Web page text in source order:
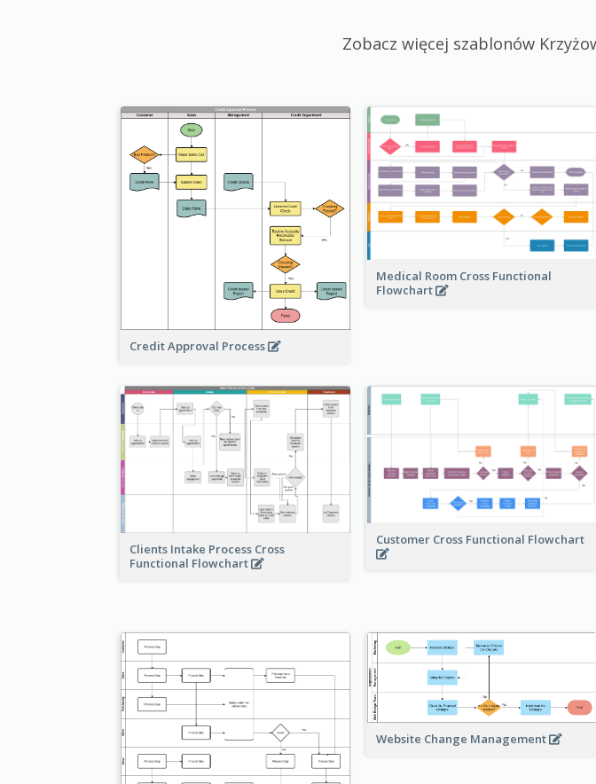
Zobacz więcej szablonów
Credit Approval Process
Medical Room Cross Functional
Flowchart
Clients Intake Process Cross
Functional Flowchart
Customer Cross Functional Flowchart
Website Change Management